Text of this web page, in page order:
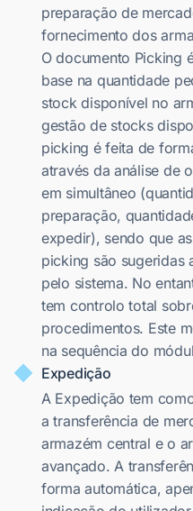
preparação de
fornecimento dos
O documento Picking
base na quantidade
stock disponível no
gestão de stocks
picking é feita de
através da análise de
em simultâneo
preparação,
expedir), sendo que
picking são sugeridas
pelo sistema. No
tem controlo total
procedimentos. Este
na sequência do
Expedição
A Expedição tem
a transferência de
armazém central e o
avançado. A
forma automática,